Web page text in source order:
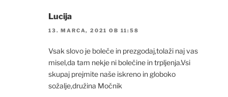
Lucija
13. MARCA, 2021 OB 11:58
Vsak slovo je boleče in prezgodaj,tolaži naj vas
misel,da tam nekje ni bolečine in trpljenja.Vsi
skupaj prejmite naše iskreno in globoko
sožalje,družina Močnik